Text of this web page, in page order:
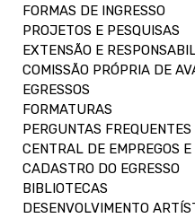
FORMAS DE INGRESSO
PROJETOS E PESQUISAS
EXTENSÃO E
COMISSÃO PRÓPRIA DE
EGRESSOS
FORMATURAS
PERGUNTAS FREQUENTES
CENTRAL DE EMPREGOS E
CADASTRO DO EGRESSO
BIBLIOTECAS
DESENVOLVIMENTO